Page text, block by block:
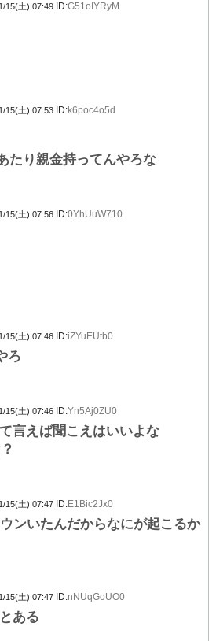
15(土) 07:49 ID:G51oIYRyM
15(土) 07:53 ID:k6poc4o5d
たり親金持ってんやろな
15(土) 07:56 ID:0YhUuW710
15(土) 07:46 ID:iZYuEUtb0
ろ
15(土) 07:46 ID:Yn5Aj0ZU0
言えば聞こえはいいよな
15(土) 07:47 ID:E1Bic2Jx0
ンいたんだからなにが起こるか
15(土) 07:47 ID:nNUqGoUO0
ある